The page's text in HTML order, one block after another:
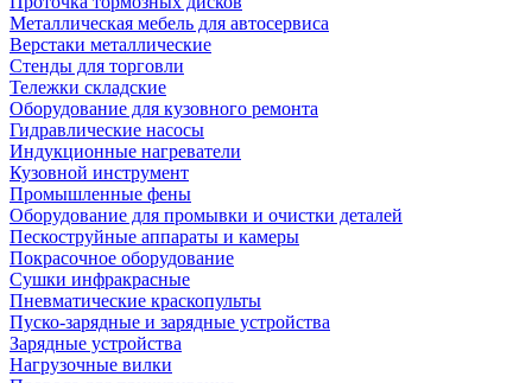
Металлическая мебель для автосервиса
Верстаки металлические
Стенды для торговли
Тележки складские
Оборудование для кузовного ремонта
Гидравлические насосы
Индукционные нагреватели
Кузовной инструмент
Промышленные фены
Оборудование для промывки и очистки деталей
Пескоструйные аппараты и камеры
Покрасочное оборудование
Сушки инфракрасные
Пневматические краскопульты
Пуско-зарядные и зарядные устройства
Зарядные устройства
Нагрузочные вилки